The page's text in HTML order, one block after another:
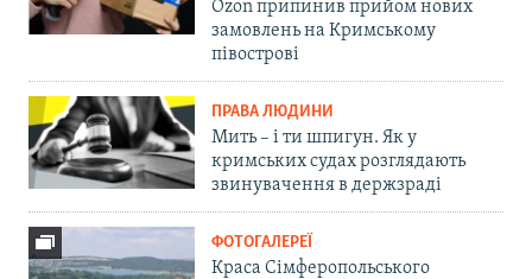
Ozon припинив прийом нових
замовлень на Кримському
півострові
ПРАВА ЛЮДИНИ
Мить – і ти шпигун. Як у
кримських судах розглядають
звинувачення в держзраді
ФОТОГАЛЕРЕЇ
Краса Сімферопольського